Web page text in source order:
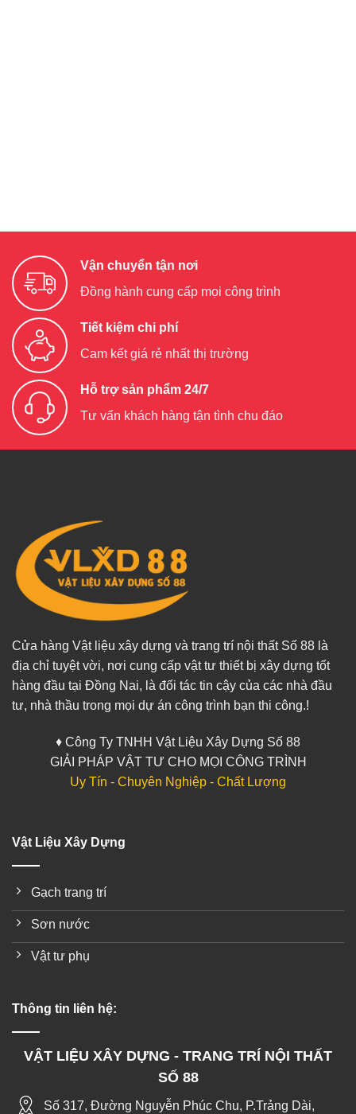
Vận chuyển tận nơi
Đồng hành cung cấp mọi công trình
Tiết kiệm chi phí
Cam kết giá rẻ nhất thị trường
Hỗ trợ sản phẩm 24/7
Tư vấn khách hàng tận tình chu đáo
Cửa hàng Vật liệu xây dựng và trang trí nội thất Số 88 là
địa chỉ tuyệt vời, nơi cung cấp vật tư thiết bị xây dựng tốt
hàng đầu tại Đồng Nai, là đối tác tin cậy của các nhà đầu
tư, nhà thầu trong mọi dự án công trình bạn thi công.!
♦ Công Ty TNHH Vật Liệu Xây Dựng Số 88
GIẢI PHÁP VẬT TƯ CHO MỌI CÔNG TRÌNH
Uy Tín - Chuyên Nghiệp - Chất Lượng
Vật Liệu Xây Dựng
Gạch trang trí
Sơn nước
Vật tư phụ
Thông tin liên hệ:
VẬT LIỆU XÂY DỰNG - TRANG TRÍ NỘI THẤT
SỐ 88
Số 317, Đường Nguyễn Phúc Chu, P.Trảng Dài,